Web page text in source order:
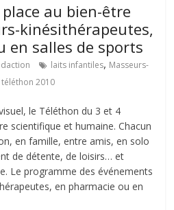
au bien-être
kinésithérapeutes,
en salles de sports
laits infantiles, Masseurs-
téléthon 2010
le Téléthon du 3 et 4
scientifique et humaine. Chacun
en famille, entre amis, en solo
de détente, de loisirs… et
Le programme des événements
en pharmacie ou en